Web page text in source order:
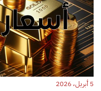
5 أبريل، 2026